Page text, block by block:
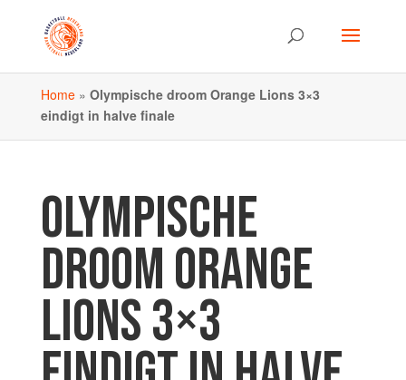
Home» Olympische droom Orange Lions 3×3
eindigt in halve finale
OLYMPISCHE
DROOM ORANGE
LIONS 3×3